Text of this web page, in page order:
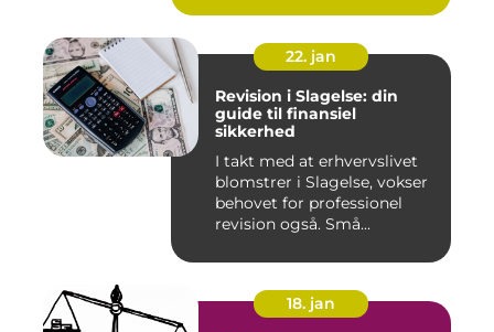
22. jan
Revision i Slagelse: din
guide til finansiel
sikkerhed
I takt med at erhvervslivet
blomstrer i Slagelse, vokser
behovet for professionel
revision også. Små...
18. jan